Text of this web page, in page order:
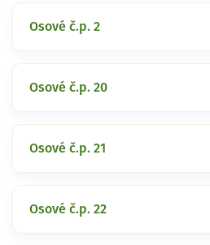
Osové č.p. 2
Osové č.p. 20
Osové č.p. 21
Osové č.p. 22